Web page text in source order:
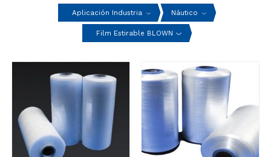
Aplicación Industria Náutico
Film Estirable BLOWN